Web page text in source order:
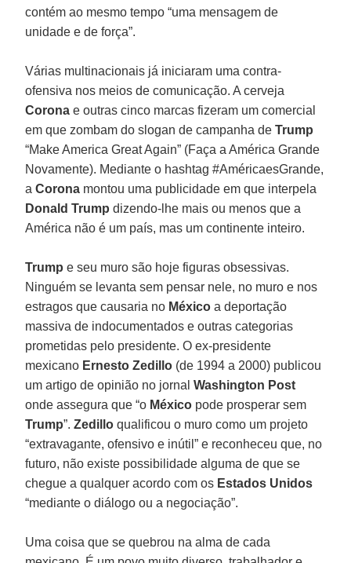
contém ao mesmo tempo “uma mensagem de
unidade e de força”.
Várias multinacionais já iniciaram uma contra-
ofensiva nos meios de comunicação. A cerveja
Corona e outras cinco marcas fizeram um comercial
em que zombam do slogan de campanha deTrump
“Make America Great Again” (Faça a América Grande
Novamente). Mediante o hashtag #AméricaesGrande,
aCorona montou uma publicidade em que interpela
Donald Trump dizendo-lhe mais ou menos que a
América não é um país, mas um continente inteiro.
Trump e seu muro são hoje figuras obsessivas.
Ninguém se levanta sem pensar nele, no muro e nos
estragos que causaria no México a deportação
massiva de indocumentados e outras categorias
prometidas pelo presidente. O ex-presidente
mexicano Ernesto Zedillo (de 1994 a 2000) publicou
um artigo de opinião no jornalWashington Post
onde assegura que “o México pode prosperar sem
Trump”.Zedillo qualificou o muro como um projeto
“extravagante, ofensivo e inútil” e reconheceu que, no
futuro, não existe possibilidade alguma de que se
chegue a qualquer acordo com os Estados Unidos
“mediante o diálogo ou a negociação”.
Uma coisa que se quebrou na alma de cada